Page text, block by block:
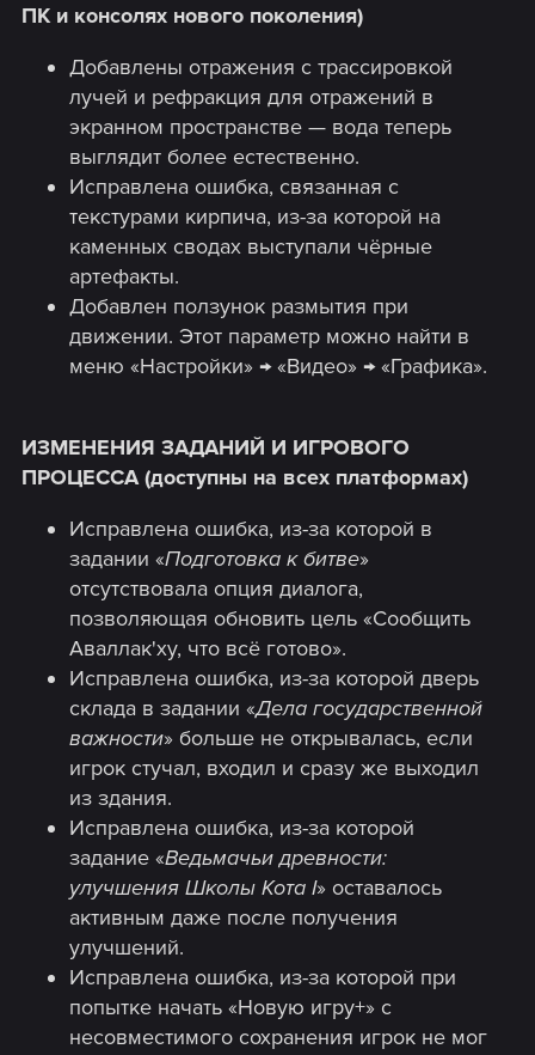
ПК и консолях нового поколения)
Добавлены отражения с трассировкой
лучей и рефракция для отражений в
экранном пространстве — вода теперь
выглядит более естественно.
Исправлена ошибка, связанная с
текстурами кирпича, из-за которой на
каменных сводах выступали чёрные
артефакты.
Добавлен ползунок размытия при
движении. Этот параметр можно найти в
меню «Настройки» → «Видео» → «Графика».
ИЗМЕНЕНИЯ ЗАДАНИЙ И ИГРОВОГО
ПРОЦЕССА (доступны на всех платформах)
Исправлена ошибка, из-за которой в
задании «Подготовка к битве»
отсутствовала опция диалога,
позволяющая обновить цель «Сообщить
Аваллак'ху, что всё готово».
Исправлена ошибка, из-за которой дверь
склада в задании «Дела государственной
важности» больше не открывалась, если
игрок стучал, входил и сразу же выходил
из здания.
Исправлена ошибка, из-за которой
задание «Ведьмачьи древности:
улучшения Школы Кота I» оставалось
активным даже после получения
улучшений.
Исправлена ошибка, из-за которой при
попытке начать «Новую игру+» с
несовместимого сохранения игрок не мог